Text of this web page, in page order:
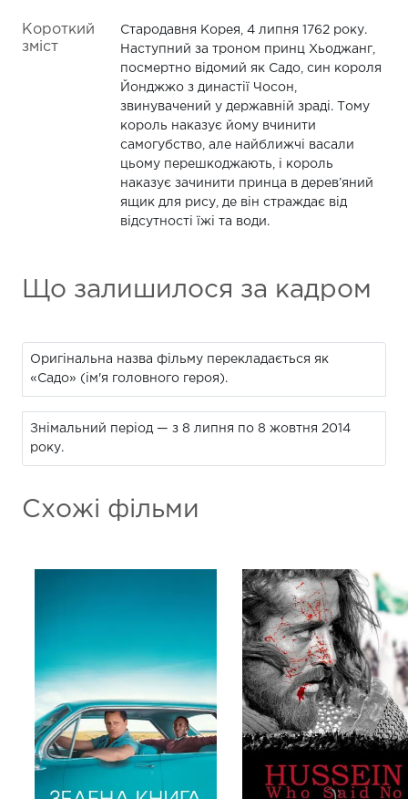
Короткий
зміст
Стародавня Корея, 4 липня 1762 року.
Наступний за троном принц Хьоджанг,
посмертно відомий як Садо, син короля
Йонджжо з династії Чосон,
звинувачений у державній зраді. Тому
король наказує йому вчинити
самогубство, але найближчі васали
цьому перешкоджають, і король
наказує зачинити принца в дерев’яний
ящик для рису, де він страждає від
відсутності їжі та води.
Що залишилося за кадром
Оригінальна назва фільму перекладається як
«Садо» (ім'я головного героя).
Знімальний період — з 8 липня по 8 жовтня 2014
року.
Схожі фільми